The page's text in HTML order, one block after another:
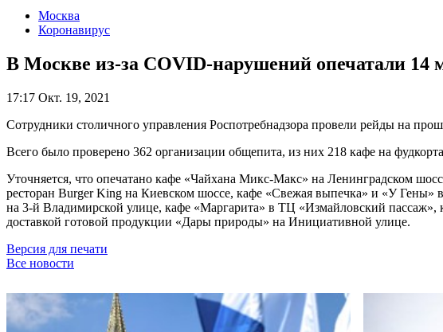
Москва
Коронавирус
В Москве из-за COVID-нарушений опечатали 14
17:17 Окт. 19, 2021
Сотрудники столичного управления Роспотребнадзора провели рейды на
Всего было проверено 362 организации общепита, из них 218 кафе на
Уточняется, что опечатано кафе «Чайхана Микс-Макс» на Ленинградском
ресторан Burger King на Киевском шоссе, кафе «Свежая выпечка» и «У
на 3-й Владимирской улице, кафе «Маргарита» в ТЦ «Измайловский
доставкой готовой продукции «Дары природы» на Инициативной улице.
Версия для печати
Все новости